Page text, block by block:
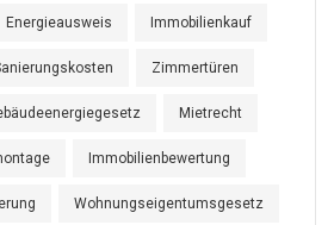
Energieausweis Immobilienkauf
Zimmertüren
Mietrecht
Immobilienbewertung
Wohnungseigentumsgesetz